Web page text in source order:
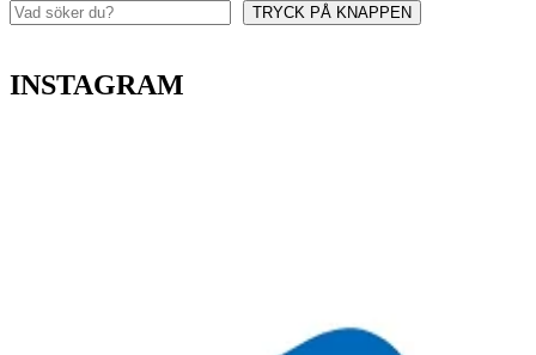
Sök TRYCK PÅ KNAPPEN
INSTAGRAM